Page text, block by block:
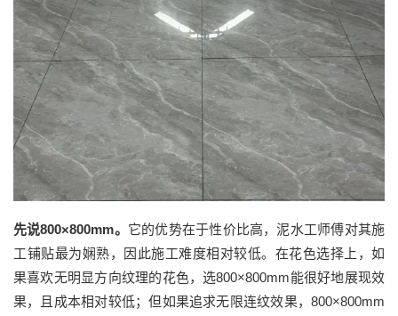
先说800×800mm。 它的优势在于性价比高， 泥水工师傅对其施
工铺贴最为娴熟，因此施工难度相对较低。在花色选择上 ，如
果喜欢无明显方向纹理的花色，选800×800mm能很好地展现效
果，且成本相对较低；但如果追求无限连纹效果，800×800mm